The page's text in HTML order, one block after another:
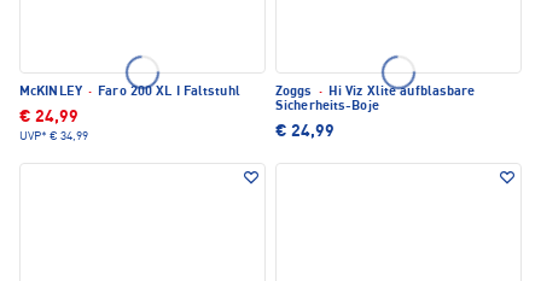
McKINLEY · Faro 200 XL I Faltstuhl
€ 24,99
UVP* € 34,99
Zoggs · Hi Viz Xlite aufblasbare
Sicherheits-Boje
€ 24,99